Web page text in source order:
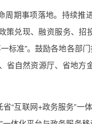
周期事项落地。持续
策兑现、融资服务、
标准”。鼓励各地各部
省自然资源厅、省地
省“互联网+政务服务”